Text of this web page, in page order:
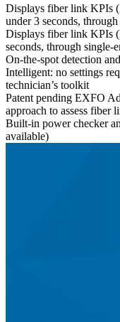
Displays fiber link KPIs
under 3 seconds,
Displays fiber link KPIs
seconds, through single-
On-the-spot detection
Intelligent: no settings
technician’s toolkit
Patent pending EXFO
approach to assess fiber
Built-in power checker
available)